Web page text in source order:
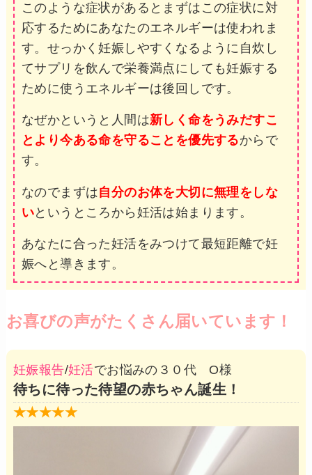
このような症状があるとまずはこの症状に対
応するためにあなたのエネルギーは使われま
す。せっかく妊娠しやすくなるように自炊し
てサプリを飲んで栄養満点にしても妊娠する
ために使うエネルギーは後回しです。
なぜかというと人間は新しく命をうみだすこ
とより今ある命を守ることを優先するからで
す。
なのでまずは自分のお体を大切に無理をしな
いというところから妊活は始まります。
あなたに合った妊活をみつけて最短距離で妊
娠へと導きます。
お喜びの声がたくさん届いています！
妊娠報告/妊活でお悩みの３０代 O様
待ちに待った待望の赤ちゃん誕生！
★★★★★